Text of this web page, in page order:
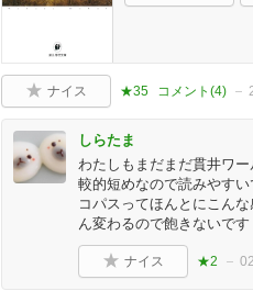
ナイス ★35 コメント(4)
しらたま
わたしもまだまだ貫井ワ
較的短めなので読みやす
コパスってほんとにこん
ん変わるので飽きないで
ナイス ★2